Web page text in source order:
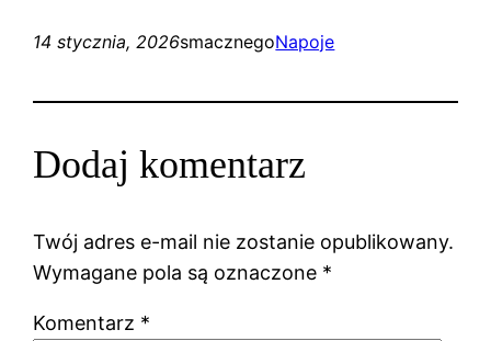
14 stycznia, 2026smacznegoNapoje
Dodaj komentarz
Twój adres e-mail nie zostanie opublikowany.
Wymagane pola są oznaczone *
Komentarz *